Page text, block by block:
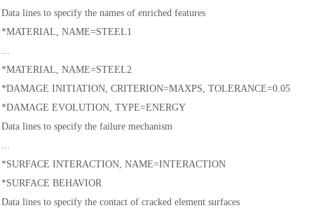
Data lines to specify the names of enriched features
*MATERIAL, NAME=STEEL1
...
*MATERIAL, NAME=STEEL2
*DAMAGE INITIATION, CRITERION=MAXPS, TOLERANCE=0.05
*DAMAGE EVOLUTION, TYPE=ENERGY
Data lines to specify the failure mechanism
...
*SURFACE INTERACTION, NAME=INTERACTION
*SURFACE BEHAVIOR
Data lines to specify the contact of cracked element surfaces